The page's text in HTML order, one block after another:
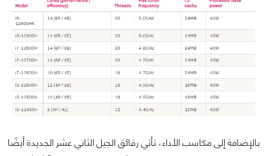
بالإضافة إلى مكاسب الأداء، تأتي رقائق الجيل الثاني عشر الجديدة أيضًا